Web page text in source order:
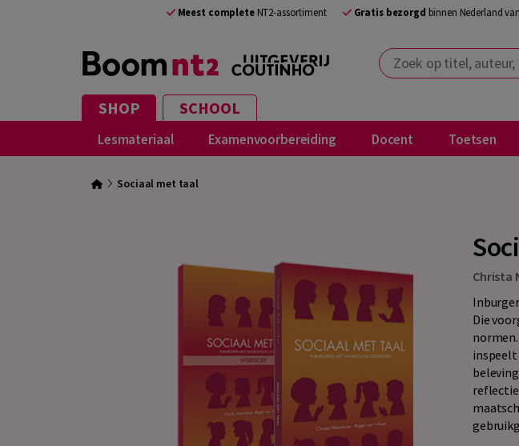
Meest completeNT2-assortiment Gratis bezorgd binnen Nederland
Zoek op titel, auteur,
SHOP SCHOOL
Lesmateriaal Examenvoorbereiding Docent Toetsen
Sociaal met taal
Christa
Die
normen.
inspeelt